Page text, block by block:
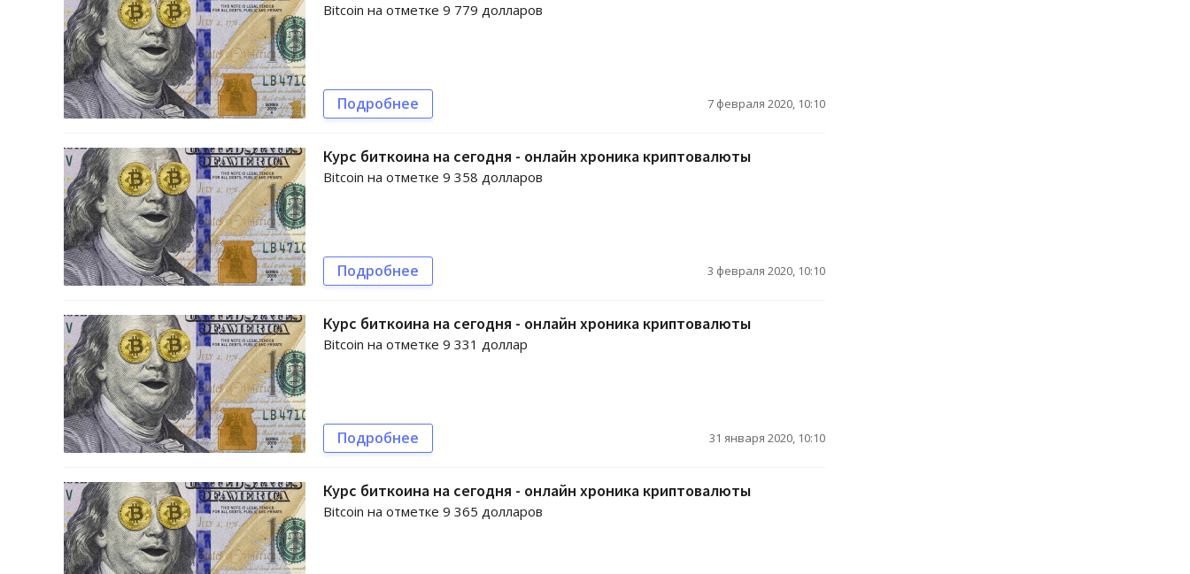
Bitcoin на отметке 9 779 долларов
Подробнее 7 февраля 2020, 10:10
Курс биткоина на сегодня - онлайн хроника криптовалюты
Bitcoin на отметке 9 358 долларов
Подробнее 3 февраля 2020, 10:10
Курс биткоина на сегодня - онлайн хроника криптовалюты
Bitcoin на отметке 9 331 доллар
Подробнее 31 января 2020, 10:10
Курс биткоина на сегодня - онлайн хроника криптовалюты
Bitcoin на отметке 9 365 долларов